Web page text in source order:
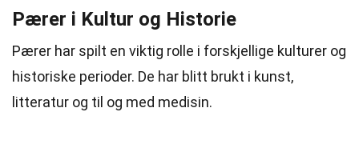
Pærer i Kultur og Historie
Pærer har spilt en viktig rolle i forskjellige kulturer og
historiske perioder. De har blitt brukt i kunst,
litteratur og til og med medisin.